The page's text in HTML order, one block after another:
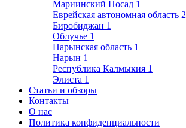
Мариинский Посад 1
Еврейская автономная область 2
Биробиджан 1
Облучье 1
Нарынская область 1
Нарын 1
Республика Калмыкия 1
Элиста 1
Статьи и обзоры
Контакты
О нас
Политика конфиденциальности